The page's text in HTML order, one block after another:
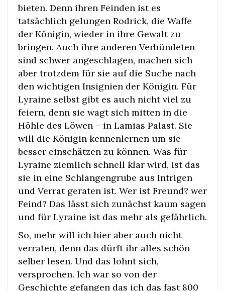
bieten. Denn ihren Feinden ist es
tatsächlich gelungen Rodrick, die Waffe
der Königin, wieder in ihre Gewalt zu
bringen. Auch ihre anderen Verbündeten
sind schwer angeschlagen, machen sich
aber trotzdem für sie auf die Suche nach
den wichtigen Insignien der Königin. Für
Lyraine selbst gibt es auch nicht viel zu
feiern, denn sie wagt sich mitten in die
Höhle des Löwen – in Lamias Palast. Sie
will die Königin kennenlernen um sie
besser einschätzen zu können. Was für
Lyraine ziemlich schnell klar wird, ist das
sie in eine Schlangengrube aus Intrigen
und Verrat geraten ist. Wer ist Freund? wer
Feind? Das lässt sich zunächst kaum sagen
und für Lyraine ist das mehr als gefährlich.
So, mehr will ich hier aber auch nicht
verraten, denn das dürft ihr alles schön
selber lesen. Und das lohnt sich,
versprochen. Ich war so von der
Geschichte gefangen das ich das fast 800